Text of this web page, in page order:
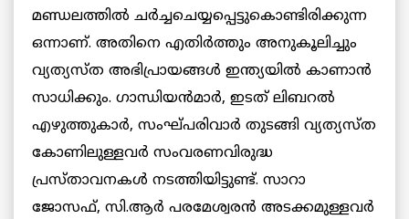
മണ്ഡലത്തില്‍ ചര്‍ച്ചചെയ്യപ്പെട്ടുകൊണ്ടിരിക്കുന്ന
ഒന്നാണ്. അതിനെ എതിര്‍ത്തും അനുകൂലിച്ചും
വ്യത്യസ്ത അഭിപ്രായങ്ങള്‍ ഇന്ത്യയില്‍ കാണാന്‍
സാധിക്കും. ഗാന്ധിയന്‍മാര്‍, ഇടത് ലിബറല്‍
എഴുത്തുകാര്‍, സംഘ്പരിവാര്‍ തുടങ്ങി വ്യത്യസ്ത
കോണിലുള്ളവര്‍ സംവരണവിരുദ്ധ
പ്രസ്താവനകള്‍ നടത്തിയിട്ടുണ്ട്. സാറാ
ജോസഫ്, സി.ആര്‍ പരമേശ്വരന്‍ അടക്കമുള്ളവര്‍